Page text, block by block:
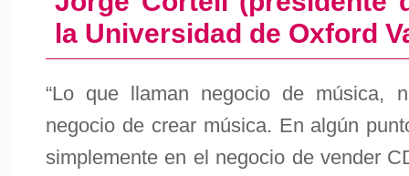
la Universidad de Oxford
“Lo que llaman negocio de música,
negocio de crear música. En algún
simplemente en el negocio de vender